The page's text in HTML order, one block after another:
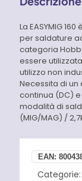
La EASYMIG
per saldature ad
categoria
essere
utilizzo non
Necessita di
continua (DC)
modalità di
(MIG/MAG) /
EAN:
Categorie: